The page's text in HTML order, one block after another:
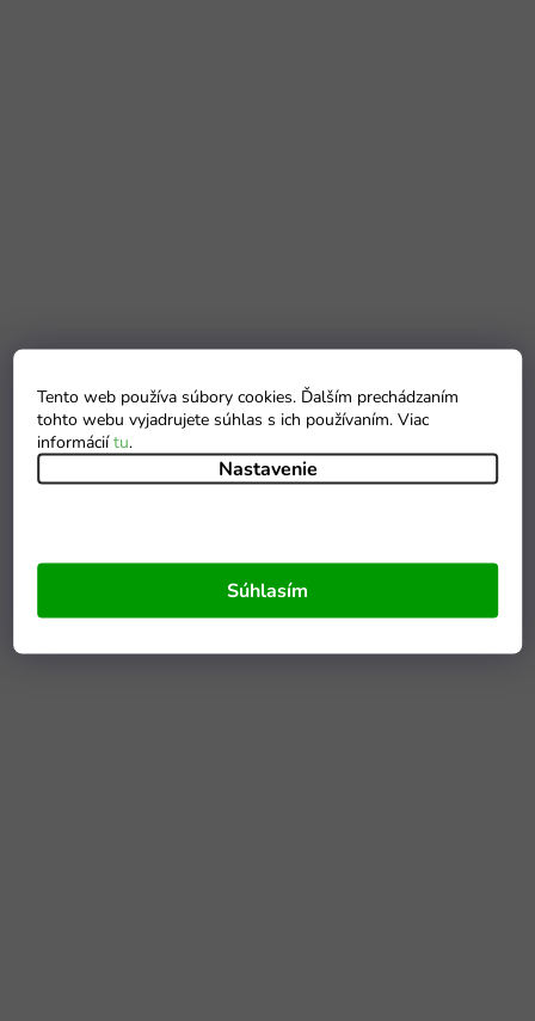
Tento web používa súbory cookies. Ďalším prechádzaním
tohto webu vyjadrujete súhlas s ich používaním. Viac
informáciítu.
Nastavenie
Súhlasím